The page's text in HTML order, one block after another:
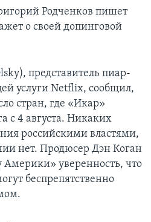
Родченков пишет
о своей допинговой
представитель пиар-
услуги Netflix, сообщил,
стран, где «Икар»
с 4 августа. Никаких
российскими властями,
нет. Продюсер Дэн Коган
Америки» уверенность, что
беспрепятственно